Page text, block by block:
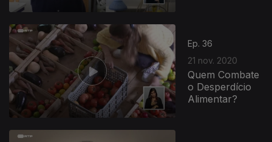
Ep. 36
21 nov. 2020
Quem Combate
o Desperdício
Alimentar?